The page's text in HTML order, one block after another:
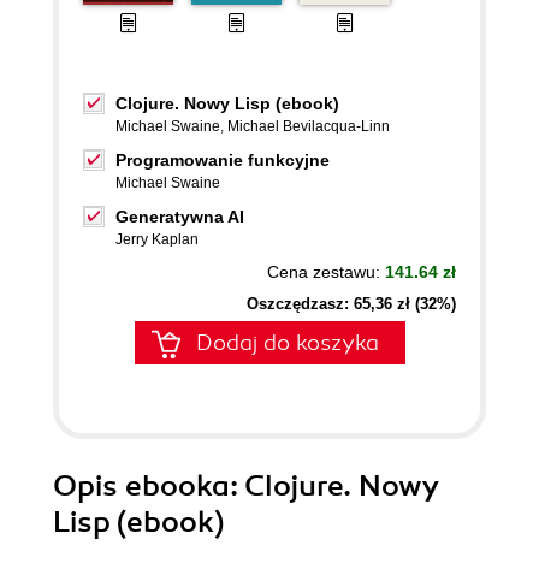
Clojure. Nowy Lisp (ebook)
Michael Swaine, Michael Bevilacqua-Linn
Programowanie funkcyjne
Michael Swaine
Generatywna AI
Jerry Kaplan
Cena zestawu: 141.64 zł
Oszczędzasz: 65,36 zł (32%)
Dodaj do koszyka
Opis ebooka: Clojure. Nowy
Lisp (ebook)